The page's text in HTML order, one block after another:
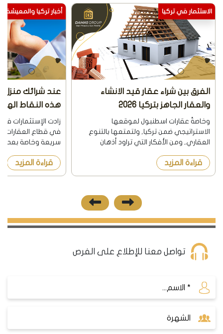
الاستثمار في تركيا
الفرق بين شراء عقار قيد الانشاء
والعقار الجاهز بتركيا 2026
وخاصةً عقارات اسطنبول لموقعها
الاستراتيجي ضمن تركيا, ولتمتعها بالتنوع
العقاري, ومن الأفكار التي تراود أذهان
شراء عقار جاهز للسكن في اسطنبول أم قيد
قراءة المزيد
أخبار تركيا والمعيشة
عند شرائك منزل
هذه النقاط الهامة
زادت الإستثمارات
في قطاع العقارات
سريعة وخاصة بعد
أسهمت تسهيلاتها
قراءة المزيد
تواصل معنا للإطلاع على الفرص